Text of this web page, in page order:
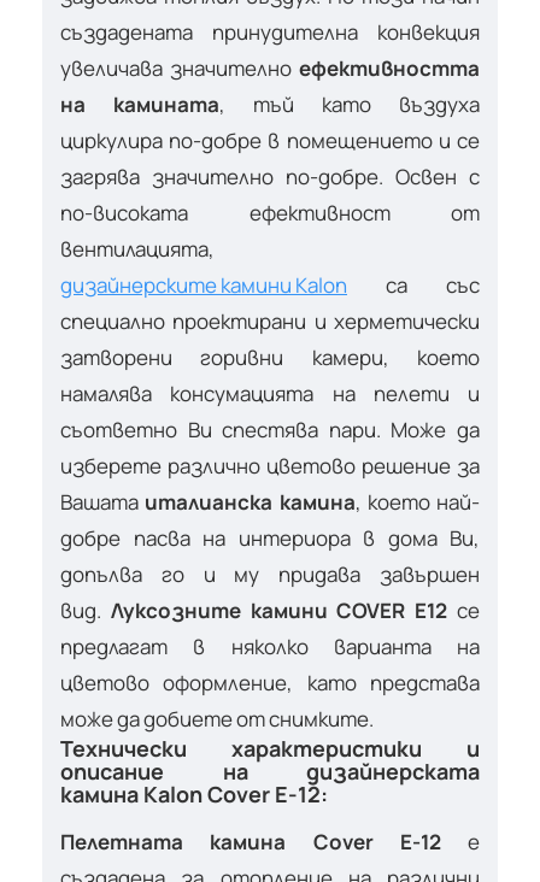
създадената принудителна конвекция
увеличава значително ефективността
на камината, тъй като въздуха
циркулира по-добре в помещението и се
загрява значително по-добре. Освен с
по-високата ефективност от
вентилацията,
дизайнерските камини Kalon са със
специално проектирани и херметически
затворени горивни камери, което
намалява консумацията на пелети и
съответно Ви спестява пари. Може да
изберете различно цветово решение за
Вашата италианска камина, което най-
добре пасва на интериора в дома Ви,
допълва го и му придава завършен
вид. Луксозните камини COVER E12 се
предлагат в няколко варианта на
цветово оформление, като представа
може да добиете от снимките.
Технически характеристики и
описание на дизайнерската
камина Kalon Cover E-12:
Пелетната камина Cover E-12е